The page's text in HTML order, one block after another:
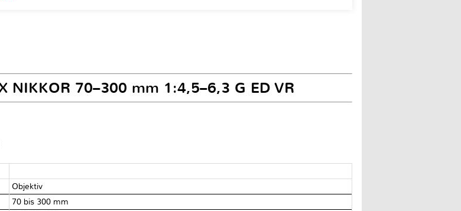
NIKKOR 70–300 mm 1:4,5–6,3 G ED VR
Objektiv
70 bis 300 mm